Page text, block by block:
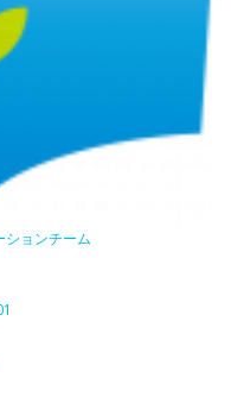
ションチーム